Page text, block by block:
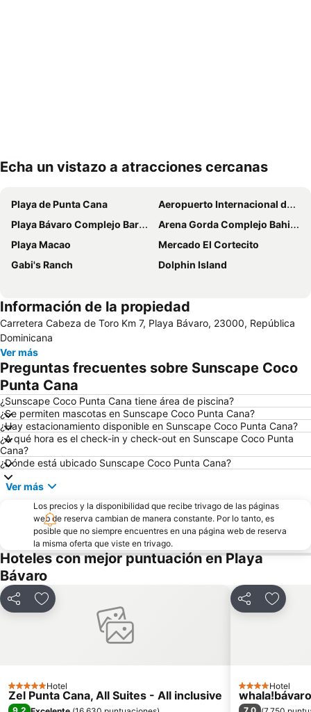
Echa un vistazo a atracciones cercanas
Playa de Punta Cana
Aeropuerto Internacional de Punta Cana
Playa Bávaro Complejo Barceló Bávaro
Arena Gorda Complejo Bahia Principe Bavaro
Playa Macao
Mercado El Cortecito
Gabi's Ranch
Dolphin Island
Información de la propiedad
Carretera Cabeza de Toro Km 7, Playa Bávaro, 23000, República
Dominicana
Ver más
Preguntas frecuentes sobre Sunscape Coco
Punta Cana
¿Sunscape Coco Punta Cana tiene área de piscina?
¿Se permiten mascotas en Sunscape Coco Punta Cana?
¿Hay estacionamiento disponible en Sunscape Coco Punta Cana?
¿A qué hora es el check-in y check-out en Sunscape Coco Punta
Cana?
¿Dónde está ubicado Sunscape Coco Punta Cana?
Ver más
Los precios y la disponibilidad que recibe trivago de las páginas
web de reserva cambian de manera constante. Por lo tanto, es
posible que no siempre encuentres en una página web de reserva
la misma oferta que viste en trivago.
Hoteles con mejor puntuación en Playa
Bávaro
CompartirAgregar a favoritos
5 EstrellasHotel
Zel Punta Cana, All Suites - All inclusive
Compartir
4 Estrellas
Hotel
whala!bávaro